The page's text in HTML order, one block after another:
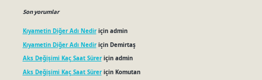
Son yorumlar
Kıyametin Diğer Adı Nediriçin admin
Kıyametin Diğer Adı Nediriçin Demirtaş
Aks Değişimi Kaç Saat Süreriçin admin
Aks Değişimi Kaç Saat Süreriçin Komutan